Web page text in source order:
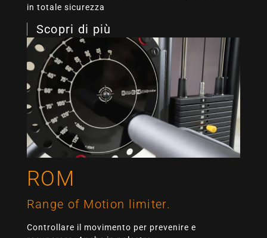
in totale sicurezza
Scopri di più
ROM
Range of Motion limiter.
Controllare il movimento per prevenire e